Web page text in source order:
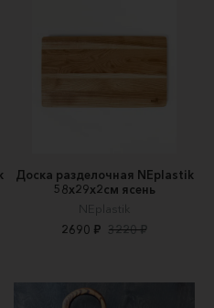
Доска разделочная NEplastik
58х29х2см ясень
NEplastik
2690 ₽ 3220 ₽